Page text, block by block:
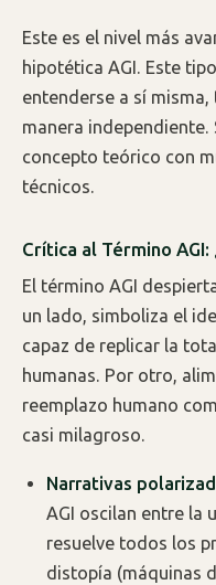
Este es el nivel más
hipotética AGI. Este
entenderse a sí
manera independiente.
concepto teórico con
técnicos.
Crítica al Término
El término AGI
un lado, simboliza el
capaz de replicar la
humanas. Por otro,
reemplazo humano
casi milagroso.
Narrativas
AGI oscilan entre la
resuelve todos los
distopía (máquinas